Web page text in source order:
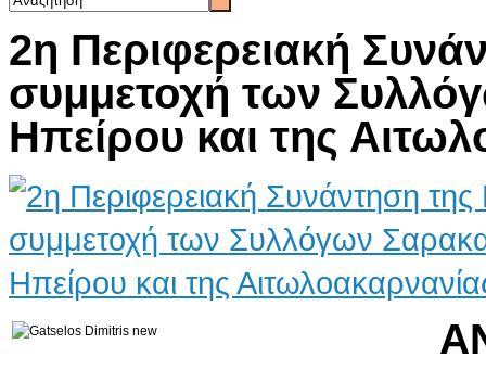
2η Περιφερειακή
συμμετοχή των
Ηπείρου και της